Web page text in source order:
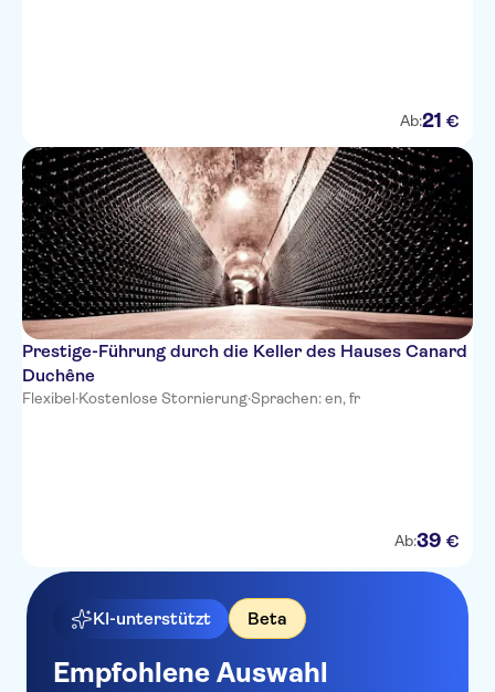
Ab:21 €
Prestige-Führung durch die Keller des Hauses Canard
Duchêne
Flexibel·Kostenlose Stornierung·Sprachen: en, fr
Ab:39 €
KI-unterstützt Beta
Empfohlene Auswahl